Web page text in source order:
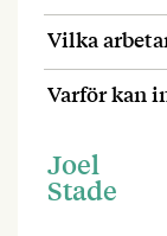
Vilka
Varför kan
Joel
Stade